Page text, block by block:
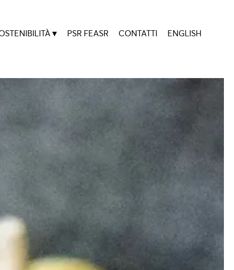
PSR FEASR CONTATTI ENGLISH